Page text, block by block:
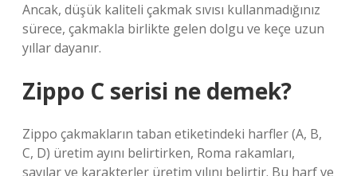
Ancak, düşük kaliteli çakmak sıvısı kullanmadığınız
sürece, çakmakla birlikte gelen dolgu ve keçe uzun
yıllar dayanır.
Zippo C serisi ne demek?
Zippo çakmakların taban etiketindeki harfler (A, B,
C, D) üretim ayını belirtirken, Roma rakamları,
sayılar ve karakterler üretim yılını belirtir. Bu harf ve